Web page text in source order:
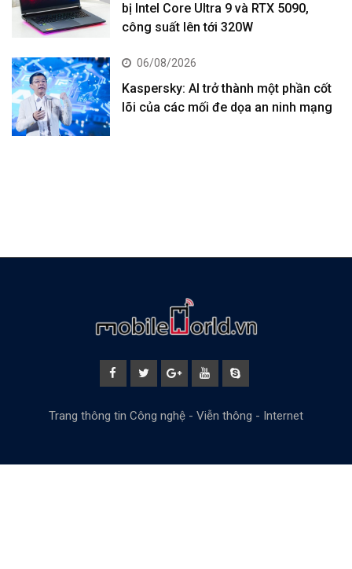
bị Intel Core Ultra 9 và RTX 5090,
công suất lên tới 320W
06/08/2026
Kaspersky: AI trở thành một phần cốt
lõi của các mối đe dọa an ninh mạng
Trang thông tin Công nghệ - Viễn thông - Internet